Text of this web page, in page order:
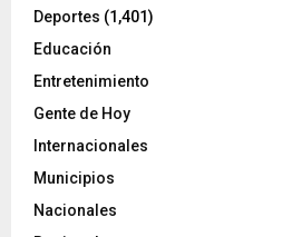
Deportes (1,401)
Educación
Entretenimiento
Gente de Hoy
Internacionales
Municipios
Nacionales